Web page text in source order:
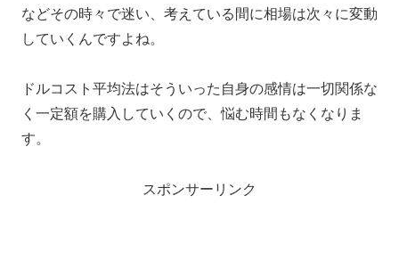
などその時々で迷い、考えている間に相場は次々に変動
していくんですよね。
ドルコスト平均法はそういった自身の感情は一切関係な
く一定額を購入していくので、悩む時間もなくなりま
す。
スポンサーリンク